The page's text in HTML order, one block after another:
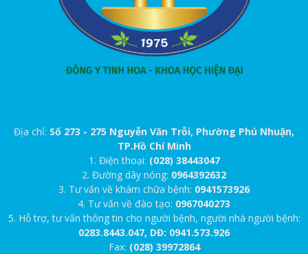
Địa chỉ: Số 273 - 275 Nguyễn Văn Trỗi, Phường Phú Nhuận,
TP.Hồ Chí Minh
1. Điện thoại: (028) 38443047
2. Đường dây nóng: 0964392632
3. Tư vấn về khám chữa bệnh: 0941573926
4. Tư vấn về đào tạo: 0967040273
5. Hỗ trợ, tư vấn thông tin cho người bệnh, người nhà người bệnh:
0283.8443.047, DĐ: 0941.573.926
Fax: (028) 39972864